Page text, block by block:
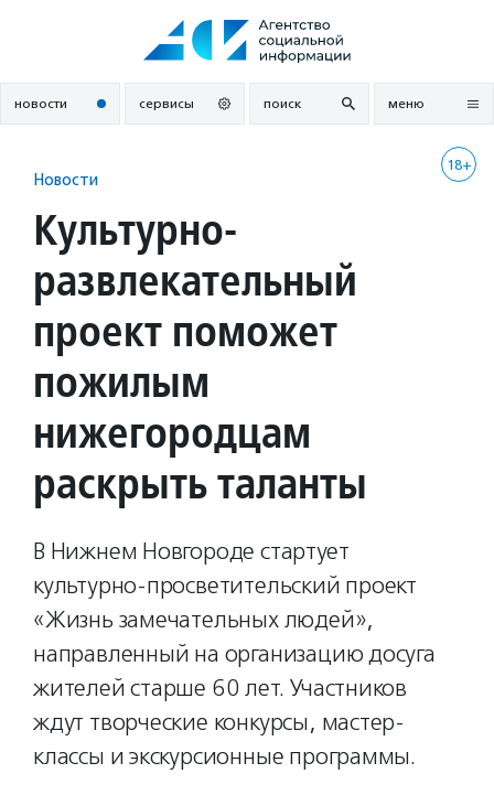
новости сервисы поиск меню
18+
Новости
Культурно-
развлекательный
проект поможет
пожилым
нижегородцам
раскрыть таланты
В Нижнем Новгороде стартует
культурно-просветительский проект
«Жизнь замечательных людей»,
направленный на организацию досуга
жителей старше 60 лет. Участников
ждут творческие конкурсы, мастер-
классы и экскурсионные программы.